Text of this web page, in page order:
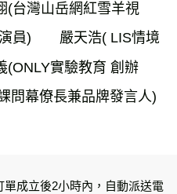
(台灣山岳網紅雪羊視
員)　　嚴天浩( LIS情境
(ONLY實驗教育 創辦
問幕僚長兼品牌發言人)
成立後2小時內，自動派送電